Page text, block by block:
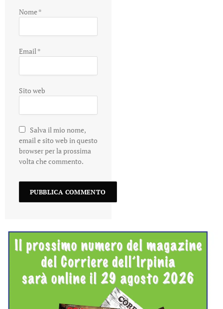
Nome*
Email*
Sito web
Salva il mio nome,
email e sito web in questo
browser per la prossima
volta che commento.